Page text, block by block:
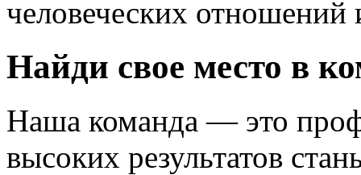
человеческих отношений
Найди свое место в
Наша команда — это
высоких результатов